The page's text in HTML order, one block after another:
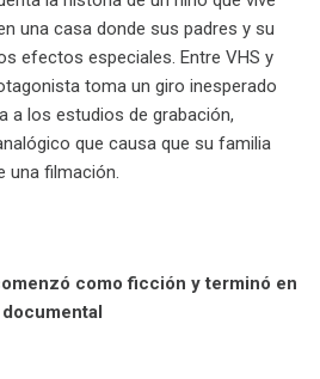
una casa donde sus padres y su
efectos especiales. Entre VHS y
toma un giro inesperado
a los estudios de grabación,
que causa que su familia
una filmación.
como ficción y terminó en
documental